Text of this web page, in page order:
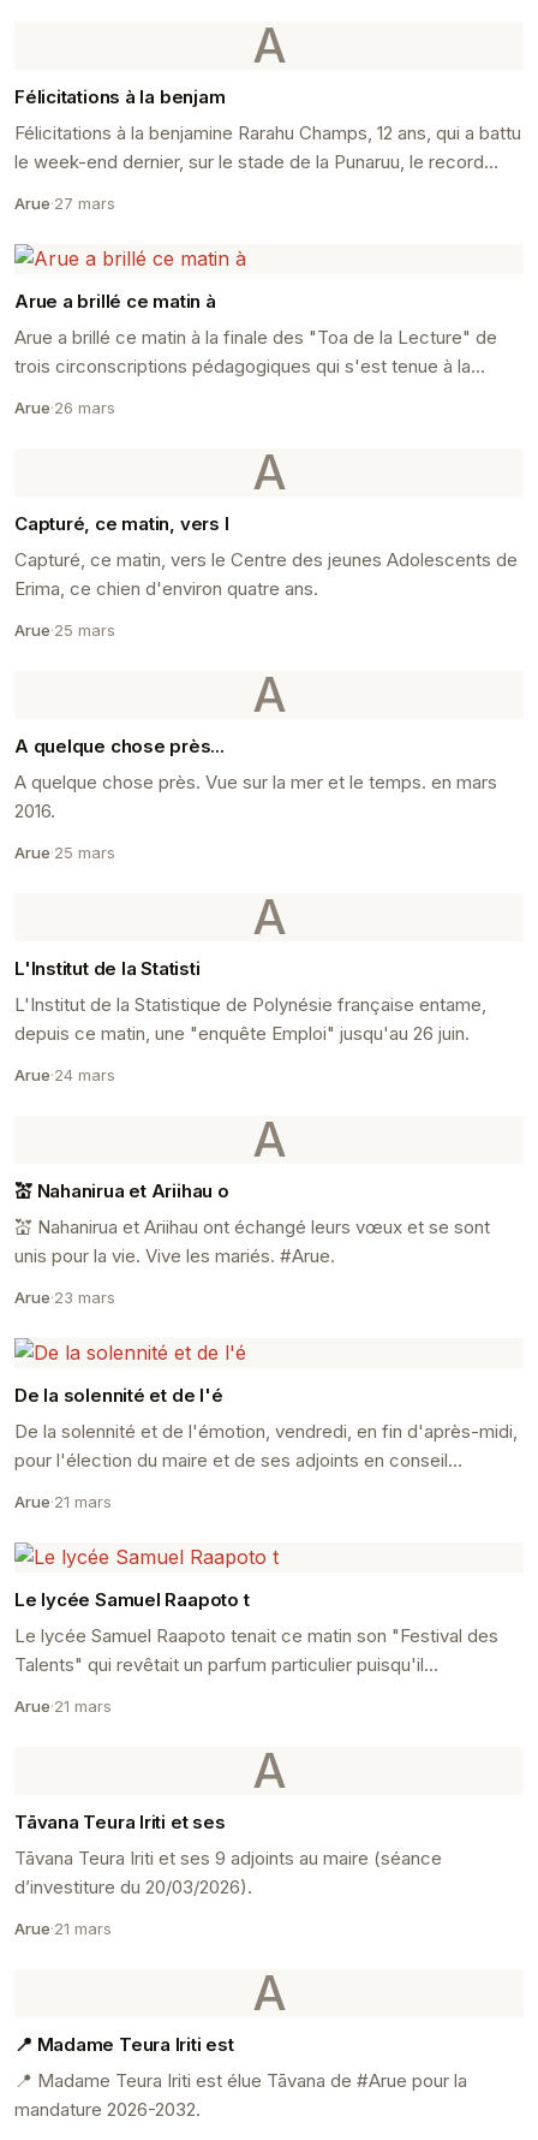
A
Félicitations à la benjam
Félicitations à la benjamine Rarahu Champs, 12 ans, qui a battu
le week-end dernier, sur le stade de la Punaruu, le record
Arue·27 mars
Arue a brillé ce matin à
Arue a brillé ce matin à la finale des "Toa de la Lecture" de
trois circonscriptions pédagogiques qui s'est tenue à la
Arue·26 mars
A
Capturé, ce matin, vers l
Capturé, ce matin, vers le Centre des jeunes Adolescents de
Erima, ce chien d'environ quatre ans.
Arue·25 mars
A
A quelque chose près...
A quelque chose près. Vue sur la mer et le temps. en mars
2016.
Arue·25 mars
A
L'Institut de la Statisti
L'Institut de la Statistique de Polynésie française entame,
depuis ce matin, une "enquête Emploi" jusqu'au 26 juin.
Arue·24 mars
A
💒 Nahanirua et Ariihau o
💒 Nahanirua et Ariihau ont échangé leurs vœux et se sont
unis pour la vie. Vive les mariés. #Arue.
Arue·23 mars
De la solennité et de l'é
De la solennité et de l'émotion, vendredi, en fin d'après-midi,
pour l'élection du maire et de ses adjoints en conseil
Arue·21 mars
Le lycée Samuel Raapoto t
Le lycée Samuel Raapoto tenait ce matin son "Festival des
Talents" qui revêtait un parfum particulier puisqu'il
Arue·21 mars
A
Tāvana Teura Iriti et ses
Tāvana Teura Iriti et ses 9 adjoints au maire (séance
d’investiture du 20/03/2026).
Arue·21 mars
A
📍 Madame Teura Iriti est
📍 Madame Teura Iriti est élue Tāvana de #Arue pour la
mandature 2026-2032.